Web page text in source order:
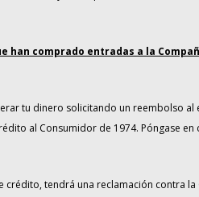
han comprado entradas a la
tu dinero solicitando un reembolso
al Consumidor de 1974. Póngase
tendrá una reclamación contra